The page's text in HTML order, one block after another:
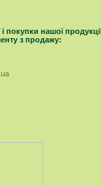
покупки нашої
з продажу: